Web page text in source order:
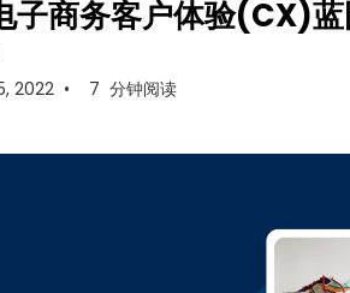
子商务客户体验(CX)
2022 • 7 分钟阅读